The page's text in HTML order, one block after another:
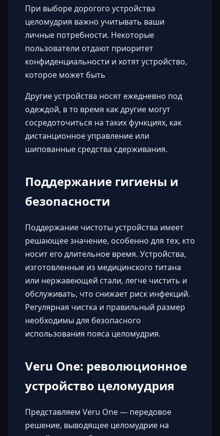
При выборе дорогого устройства
целомудрия важно учитывать ваши
личные потребности. Некоторые
пользователи отдают приоритет
конфиденциальности и хотят устройство,
которое может быть
Другие устройства носят ежедневно под
одеждой, в то время как другие могут
сосредоточиться на таких функциях, как
дистанционное управление или
шипованные средства сдерживания.
Поддержание гигиены и
безопасности
Поддержание чистоты устройства имеет
решающее значение, особенно для тех, кто
носит его длительное время. Устройства,
изготовленные из медицинского титана
или нержавеющей стали, легче чистить и
обслуживать, что снижает риск инфекций.
Регулярная чистка и правильный размер
необходимы для безопасного
использования пояса целомудрия.
Veru One: революционное
устройство целомудрия
Представляем Veru One — передовое
решение, выводящее целомудрие на